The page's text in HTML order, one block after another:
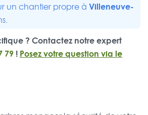
un chantier propre à Villeneuve-
? Contactez notre expert
79 ! Posez votre question via le